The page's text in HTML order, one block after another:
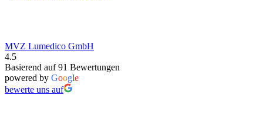
MVZ Lumedico GmbH
4.5
Basierend auf 91 Bewertungen
powered by Google
bewerte uns auf